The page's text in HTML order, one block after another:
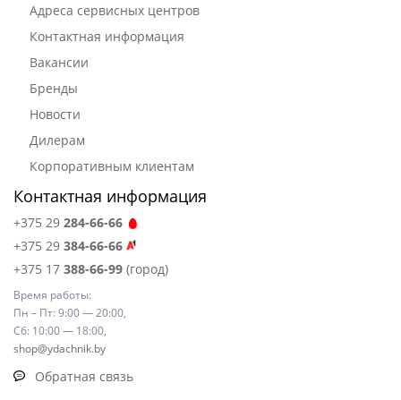
Адреса сервисных центров
Контактная информация
Вакансии
Бренды
Новости
Дилерам
Корпоративным клиентам
Контактная информация
+375 29 284-66-66
+375 29 384-66-66
+375 17 388-66-99 (город)
Время работы:
Пн – Пт: 9:00 — 20:00,
Сб: 10:00 — 18:00,
shop@ydachnik.by
Обратная связь